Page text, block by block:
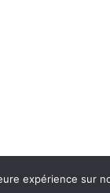
expérience